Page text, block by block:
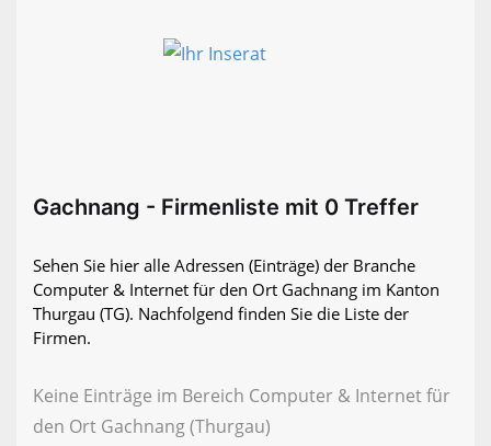
Gachnang - Firmenliste mit 0 Treffer
Sehen Sie hier alle Adressen (Einträge) der Branche
Computer & Internet für den Ort Gachnang im Kanton
Thurgau (TG). Nachfolgend finden Sie die Liste der
Firmen.
Keine Einträge im Bereich Computer & Internet für
den Ort Gachnang (Thurgau)